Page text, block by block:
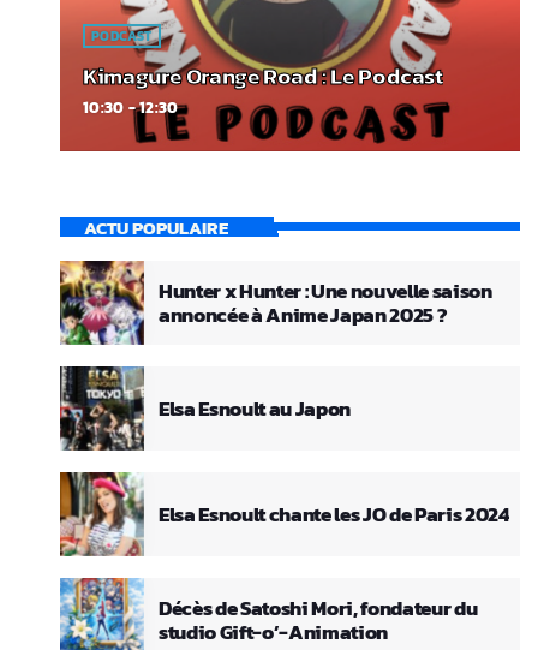
PODCAST
Kimagure Orange Road : Le Podcast
10:30 - 12:30
ACTU POPULAIRE
Hunter x Hunter : Une nouvelle saison
annoncée à Anime Japan 2025 ?
Elsa Esnoult au Japon
Elsa Esnoult chante les JO de Paris 2024
Décès de Satoshi Mori, fondateur du
studio Gift-o’-Animation